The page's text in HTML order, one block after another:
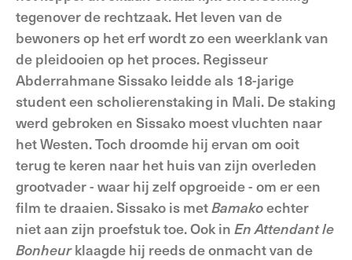
tegenover de rechtzaak. Het leven van de
bewoners op het erf wordt zo een weerklank van
de pleidooien op het proces. Regisseur
Abderrahmane Sissako leidde als 18-jarige
student een scholierenstaking in Mali. De staking
werd gebroken en Sissako moest vluchten naar
het Westen. Toch droomde hij ervan om ooit
terug te keren naar het huis van zijn overleden
grootvader - waar hij zelf opgroeide - om er een
film te draaien. Sissako is metBamakoechter
niet aan zijn proefstuk toe. Ook in En Attendant le
Bonheurklaagde hij reeds de onmacht van de